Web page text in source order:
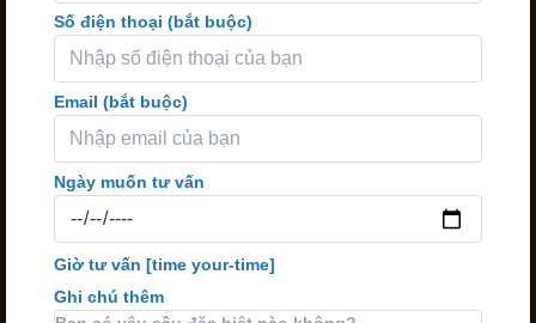
Số điện thoại (bắt buộc)
Email (bắt buộc)
Ngày muốn tư vấn
Giờ tư vấn [time your-time]
Ghi chú thêm